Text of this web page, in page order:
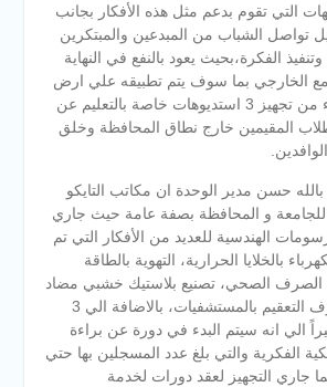
التي تقوم بدعم مثل هذه الأفكار بجانب
تواصل الشباب من المبدعين والمبتكرين
الفكرة،بحيث يعود بالنفع في النهاية
الخارجي بما سوف يتم تطبيقه علي ارض
الواقع، كما تم الانتهاء من تجهيز 3 استديوهات خاصة بالتعليم عن
المقيمين خارج نطاق المحافظة وخلق
حسن مدير الوحدة ان مكاتب التايكو
للجامعة و المحافظة بصفة عامة حيث جاري
الهندسية للعديد من الأفكار التي تم
بالخلايا الحرارية، التهوية بالطاقة
الصرف الصحي، تصنيع بلاستيك خشبي مضاد
للحريق والبكتريا لغرف التعقيم بالمستشفيات، بالاضافة الي 3
الي انه سيتم البدء في دورة عن براءة
الفكرية والتي بلغ عدد المسجلين بها حتي
كما جاري التجهيز لعقد دورات لخدمة